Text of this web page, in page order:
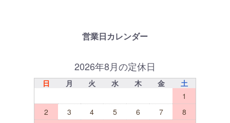
営業日カレンダー
2026年8月の定休日
日 月 火 水 木 金
土
1
2
3 4 5 6 7
8